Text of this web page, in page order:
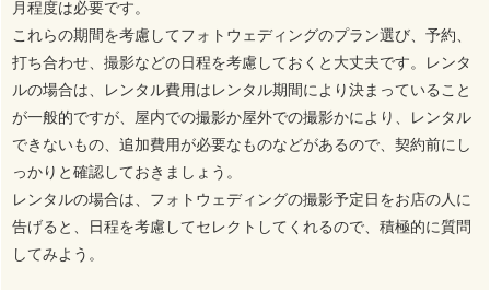
月程度は必要です。
これらの期間を考慮してフォトウェディングのプラン選び、予約、
打ち合わせ、撮影などの日程を考慮しておくと大丈夫です。レンタ
ルの場合は、レンタル費用はレンタル期間により決まっていること
が一般的ですが、屋内での撮影か屋外での撮影かにより、レンタル
できないもの、追加費用が必要なものなどがあるので、契約前にし
っかりと確認しておきましょう。
レンタルの場合は、フォトウェディングの撮影予定日をお店の人に
告げると、日程を考慮してセレクトしてくれるので、積極的に質問
してみよう。